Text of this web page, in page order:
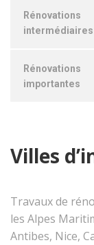
Rénovations
intermédiaires
Rénovations
importantes
Villes
Travaux de
les Alpes
Antibes, Nice,